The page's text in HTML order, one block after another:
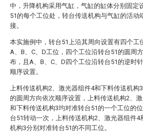
中，升降机构采用气缸，气缸的缸体分别固定
51的每个工位处，转台传送机构与气缸的活动
接。
本实施例中，转台51上沿其周向设置有四个工
A、B、C、D工位，四个工位沿转台51的圆周
布，且A、B、C、D四个工位沿转台51的逆时
顺序设置。
上料传送机构2、激光器组件4和下料传送机构
的圆周方向依次顺序设置，上料传送机构2、
和下料传送机构3均对准转台51的一个工位的
台51转动一次，上料传送机构2、激光器组件4
机构3分别对准转台51的不同工位。